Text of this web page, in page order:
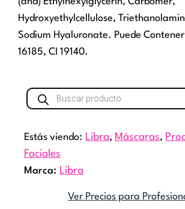
Hydroxyethylcellulose,
Sodium Hyaluronate. Puede
16185, CI 19140.
Búsqueda
de
Estás viendo: Libra, Máscaras,
Faciales
Marca: Libra
Ver Precios para